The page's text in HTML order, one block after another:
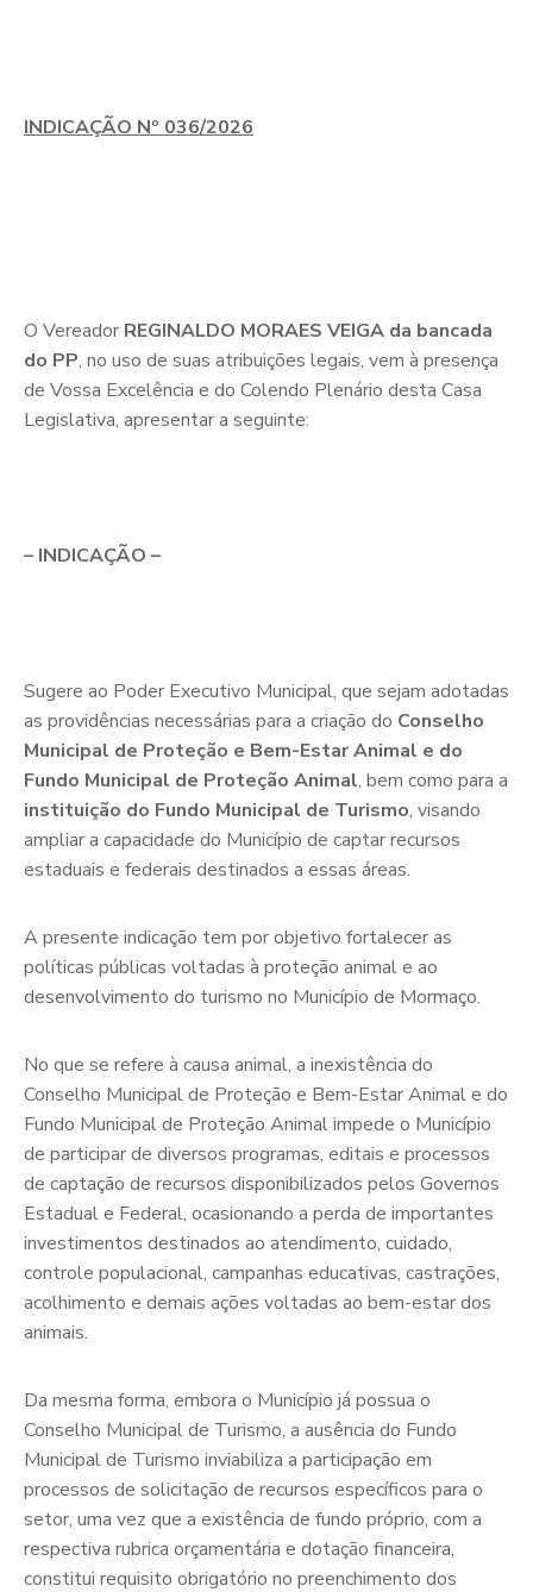
INDICAÇÃO Nº 036/2026
O Vereador REGINALDO MORAES VEIGA da bancada
do PP, no uso de suas atribuições legais, vem à presença
de Vossa Excelência e do Colendo Plenário desta Casa
Legislativa, apresentar a seguinte:
– INDICAÇÃO –
Sugere ao Poder Executivo Municipal, que sejam adotadas
as providências necessárias para a criação do Conselho
Municipal de Proteção e Bem-Estar Animal e do
Fundo Municipal de Proteção Animal, bem como para a
instituição do Fundo Municipal de Turismo, visando
ampliar a capacidade do Município de captar recursos
estaduais e federais destinados a essas áreas.
A presente indicação tem por objetivo fortalecer as
políticas públicas voltadas à proteção animal e ao
desenvolvimento do turismo no Município de Mormaço.
No que se refere à causa animal, a inexistência do
Conselho Municipal de Proteção e Bem-Estar Animal e do
Fundo Municipal de Proteção Animal impede o Município
de participar de diversos programas, editais e processos
de captação de recursos disponibilizados pelos Governos
Estadual e Federal, ocasionando a perda de importantes
investimentos destinados ao atendimento, cuidado,
controle populacional, campanhas educativas, castrações,
acolhimento e demais ações voltadas ao bem-estar dos
animais.
Da mesma forma, embora o Município já possua o
Conselho Municipal de Turismo, a ausência do Fundo
Municipal de Turismo inviabiliza a participação em
processos de solicitação de recursos específicos para o
setor, uma vez que a existência de fundo próprio, com a
respectiva rubrica orçamentária e dotação financeira,
constitui requisito obrigatório no preenchimento dos